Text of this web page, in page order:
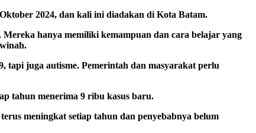
2024, dan kali ini diadakan di Kota Batam.
hanya memiliki kemampuan dan cara belajar yang
tapi juga autisme. Pemerintah dan masyarakat perlu
tahun menerima 9 ribu kasus baru.
meningkat setiap tahun dan penyebabnya belum